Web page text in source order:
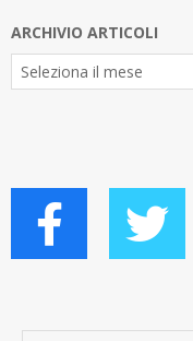
ARCHIVIO ARTICOLI
Archivio
Articoli